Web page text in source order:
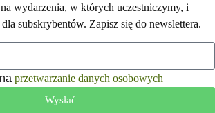
wydarzenia, w których uczestniczymy, i
subskrybentów. Zapisz się do newslettera.
przetwarzanie danych osobowych
Wysłać